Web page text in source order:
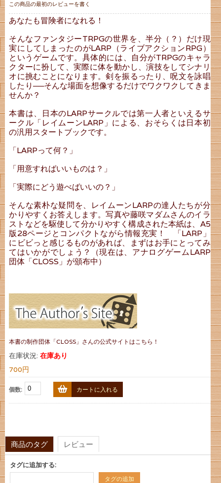
この商品の最初のレビューを書く
あなたも冒険者になれる！
そんなファンタジーTRPGの世界を、半分（？）だけ現
実にしてしまったのがLARP（ライブアクションRPG）
というゲームです。具体的には、 自分がTRPGのキャラ
クターに扮して、実際に体を動かし、演技をしてシナリ
オに挑むことになります。剣を振るったり、呪文を詠唱
したり──そんな場面を想像するだけでワクワクしてきま
せんか？
本書は、日本のLARPサークルでは第一人者といえるサ
ークル「レイムーンLARP」による、おそらくは日本初
の汎用スタートブックです。
「LARPって何？」
「用意すればいいものは？」
「実際にどう遊べばいいの？」
そんな素朴な疑問を、レイムーンLARPの達人たちが分
かりやすくお答えします。写真や藤咲マダムさんのイラ
ストなどを駆使して分かりやすく構成された本紙は、A5
版28ページとコンパクトながら情報充実！
「LARP」
にビビっと感じるものがあれば、まずはお手にとってみ
てはいかがでしょう？（現在は、アナログゲームLARP
団体「CLOSS」が頒布中）
本書の制作団体「CLOSS」さんの公式サイトはこちら！
在庫状況:在庫あり
700円
個数: カートに入れる
商品のタグ レビュー
タグに追加する:
タグの追加